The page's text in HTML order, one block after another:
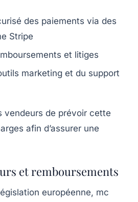
des paiements via des
Stripe
et litiges
marketing et du support
vendeurs de prévoir cette
afin d’assurer une
et remboursements
européenne, mc